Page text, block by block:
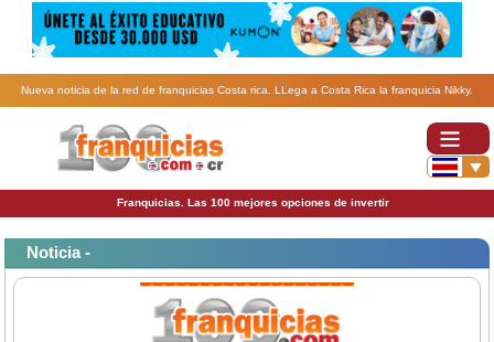
Nueva noticia de la red de franquicias Costa rica. LLega a Costa Rica la franquicia Nikky.
Franquicias. Las 100 mejores opciones de invertir
Noticia -